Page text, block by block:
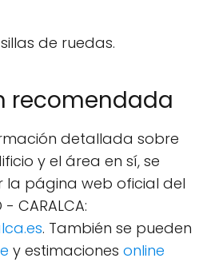
de ruedas.
recomendada
detallada sobre
y el área en sí, se
la página web oficial del
- CARALCA:
. También se pueden
y estimaciones online